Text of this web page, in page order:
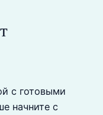
с готовыми
начните с